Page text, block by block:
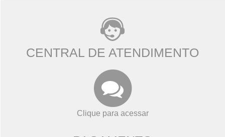
CENTRAL DE ATENDIMENTO
Clique para acessar